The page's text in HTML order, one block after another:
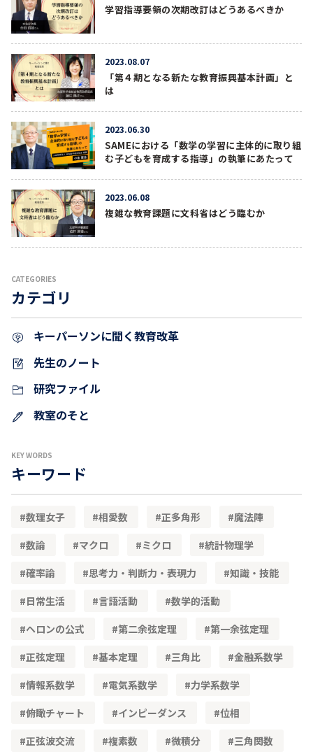
学習指導要領の次期改訂はどうあるべきか
2023.08.07
「第４期となる新たな教育振興基本計画」と
は
2023.06.30
SAMEにおける「数学の学習に主体的に取り組
む子どもを育成する指導」の執筆にあたって
2023.06.08
複雑な教育課題に文科省はどう臨むか
CATEGORIES
カテゴリ
キーパーソンに聞く教育改革
先生のノート
研究ファイル
教室のそと
KEY WORDS
キーワード
数理女子 相愛数 正多角形
魔法陣
数論
マクロ ミクロ
統計物理学
確率論
思考力・判断力・表現力
知識・技能
日常生活
言語活動
数学的活動
ヘロンの公式
第二余弦定理
第一余弦定理
正弦定理
基本定理 三角比
金融系数学
情報系数学
電気系数学
力学系数学
俯瞰チャート
インピーダンス
位相
正弦波交流
複素数 微積分 三角関数